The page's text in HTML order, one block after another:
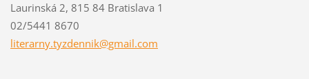
Laurinská 2, 815 84 Bratislava 1
02/5441 8670
literarny.tyzdennik@gmail.com